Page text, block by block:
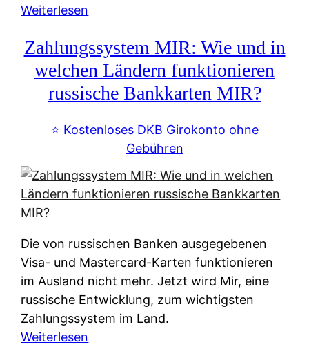
Weiterlesen
c
h
u
f
-
l
t
n
a
t
i
v
e
Zahlungssystem MIR: Wie und in
welchen Ländern funktionieren
russische Bankkarten MIR?
⭐️ Kostenloses DKB Girokonto ohne
Gebühren
Die von russischen Banken ausgegebenen
Visa- und Mastercard-Karten funktionieren
im Ausland nicht mehr. Jetzt wird Mir, eine
russische Entwicklung, zum wichtigsten
Zahlungssystem im Land.
Weiterlesen